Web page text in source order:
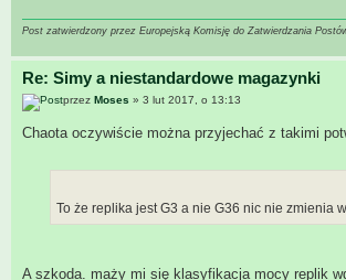
Post zatwierdzony przez Europejską Komisję do Zatwierdzania
Re: Simy a niestandardowe magazynki
przez Moses » 3 lut 2017, o 13:13
Chaota oczywiście można przyjechać z takimi
To że replika jest G3 a nie G36 nic nie zmienia
A szkoda. maży mi się klasyfikacja mocy replik